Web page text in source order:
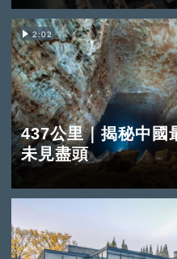
2:02
437公里｜揭秘中國
未見盡頭